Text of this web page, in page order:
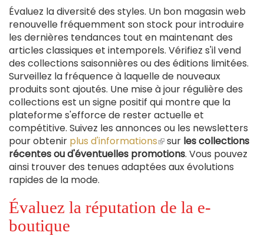
Évaluez la diversité des styles. Un bon magasin web
renouvelle fréquemment son stock pour introduire
les dernières tendances tout en maintenant des
articles classiques et intemporels. Vérifiez s'il vend
des collections saisonnières ou des éditions limitées.
Surveillez la fréquence à laquelle de nouveaux
produits sont ajoutés. Une mise à jour régulière des
collections est un signe positif qui montre que la
plateforme s'efforce de rester actuelle et
compétitive. Suivez les annonces ou les newsletters
pour obtenir plus d'informations(le
lien
est
sur les collections
récentes ou d'éventuelles promotions. Vous pouvez
ainsi trouver des tenues adaptées aux évolutions
rapides de la mode.
Évaluez la réputation de la e-
boutique